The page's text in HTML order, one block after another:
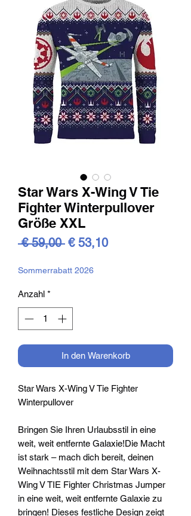
Star Wars X-Wing V Tie
Fighter Winterpullover
Größe XXL
€ 59,00 Standardpreis
€ 53,10Sale-
Sommerrabatt 2026
Anzahl *
In den Warenkorb
Star Wars X-Wing V Tie Fighter
Winterpullover
Bringen Sie Ihren Urlaubsstil in eine
weit, weit entfernte Galaxie!Die Macht
ist stark – mach dich bereit, deinen
Weihnachtsstil mit dem Star Wars X-
Wing V TIE Fighter Christmas Jumper
in eine weit, weit entfernte Galaxie zu
bringen! Dieses festliche Design zeigt